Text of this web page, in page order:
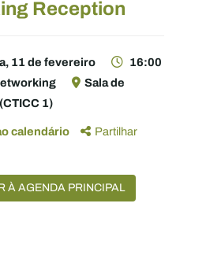
Reception
11 de fevereiro
16:00
Sala de
1)
calendário
Partilhar
À AGENDA PRINCIPAL